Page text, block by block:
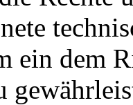
ein dem